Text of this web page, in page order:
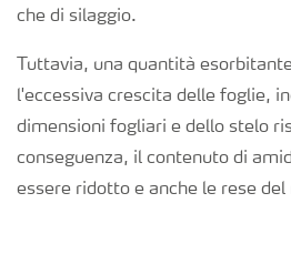
Fogliari
che di silaggio.
Tuttavia, una quantità
l'eccessiva crescita delle foglie,
dimensioni fogliari e dello stelo
conseguenza, il contenuto di
essere ridotto e anche le rese